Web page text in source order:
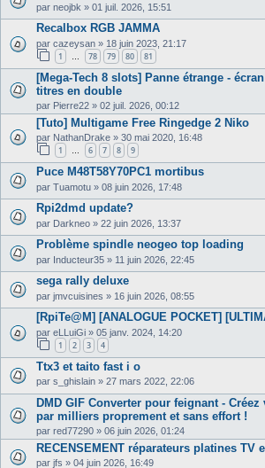
par neojbk » 01 juil. 2026, 15:51
Recalbox RGB JAMMA
par cazeysan » 18 juin 2023, 21:17
1 78 79 80 81
[Mega-Tech 8 slots] Panne étrange -
titres en double
par Pierre22 » 02 juil. 2026, 00:12
[Tuto] Multigame Free Ringedge 2 Niko
par NathanDrake » 30 mai 2020, 16:48
1 … 6 7 8 9
Puce M48T58Y70PC1 mortibus
par Tuamotu » 08 juin 2026, 17:48
Rpi2dmd update?
par Darkneo » 22 juin 2026, 13:37
Problème spindle neogeo top loading
par Inducteur35 » 11 juin 2026, 22:45
sega rally deluxe
par jmvcuisines » 16 juin 2026, 08:55
[RpiTe@M] [ANALOGUE POCKET]
par eLLuiGi » 05 janv. 2024, 14:20
1 2 3 4
Ttx3 et taito fast i o
par s_ghislain » 27 mars 2022, 22:06
DMD GIF Converter pour feignant -
par milliers proprement et sans effort !
par red77290 » 06 juin 2026, 01:24
RECENSEMENT réparateurs platines TV
par jfs » 04 juin 2026, 16:49